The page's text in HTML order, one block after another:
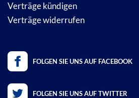
Verträge kündigen
Verträge widerrufen
FOLGEN SIE UNS AUF FACEBOOK
FOLGEN SIE UNS AUF TWITTER